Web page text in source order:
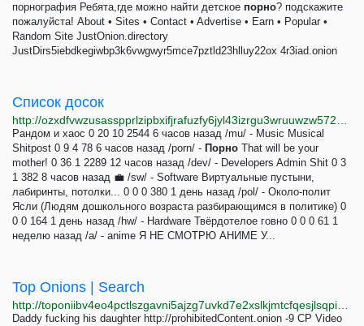
порнография Ребята,где можно найти детское порно? подскажите
пожалуйста! About • Sites • Contact • Advertise • Earn • Popular •
Random Site JustOnion.directory
JustDirs5iebdkegiwbp3k6vwgwyr5mce7pztld23hlluy22ox 4r3iad.onion
Список досок
Рандом и хаос 0 20 10 2544 6 часов назад /mu/ - Music Musical
Shitpost 0 9 4 78 6 часов назад /porn/ - Порно That will be your
mother! 0 36 1 2289 12 часов назад /dev/ - Developers Admin Shit 0 3
1 382 8 часов назад 💼 /sw/ - Software Виртуальные пустыни,
лабиринты, потолки... 0 0 0 380 1 день назад /pol/ - Около-полит
Ясли (Людям дошкольного возраста разбирающимся в политике) 0
0 0 164 1 день назад /hw/ - Hardware Твёрдотелое говно 0 0 0 61 1
неделю назад /a/ - anime Я НЕ СМОТРЮ АНИМЕ У...
Top Onions | Search
Daddy fucking his daughter http://prohibitedСontent.onion -9 CP Video